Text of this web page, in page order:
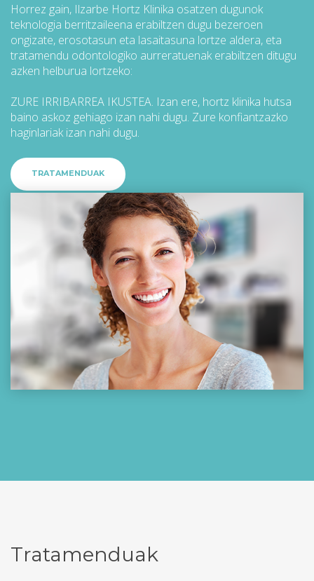
Horrez gain, Ilzarbe Hortz Klinika osatzen dugunok
teknologia berritzaileena erabiltzen dugu bezeroen
ongizate, erosotasun eta lasaitasuna lortze aldera, eta
tratamendu odontologiko aurreratuenak erabiltzen ditugu
azken helburua lortzeko:
ZURE IRRIBARREA IKUSTEA. Izan ere, hortz klinika hutsa
baino askoz gehiago izan nahi dugu. Zure konfiantzazko
haginlariak izan nahi dugu.
TRATAMENDUAK
Tratamenduak